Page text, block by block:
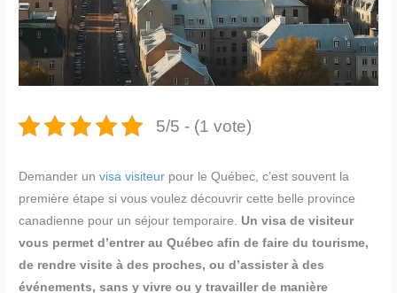
5/5 - (1 vote)
Demander unvisa visiteur pour le Québec, c’est souvent la
première étape si vous voulez découvrir cette belle province
canadienne pour un séjour temporaire. Un visa de visiteur
vous permet d’entrer au Québec afin de faire du tourisme,
de rendre visite à des proches, ou d’assister à des
événements, sans y vivre ou y travailler de manière